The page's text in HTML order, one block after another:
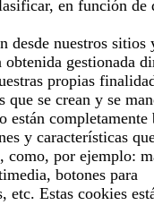
en función de
desde nuestros sitios
gestionada
propias
que se crean y se
están completamente
y características
como, por ejemplo:
botones para
etc. Estas cookies